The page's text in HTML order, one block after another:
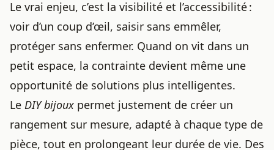
Le vrai enjeu, c’est la visibilité et l’accessibilité :
voir d’un coup d’œil, saisir sans emmêler,
protéger sans enfermer. Quand on vit dans un
petit espace, la contrainte devient même une
opportunité de solutions plus intelligentes.
Le DIY bijoux permet justement de créer un
rangement sur mesure, adapté à chaque type de
pièce, tout en prolongeant leur durée de vie. Des